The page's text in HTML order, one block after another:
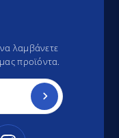
λαμβάνετε
προϊόντα.